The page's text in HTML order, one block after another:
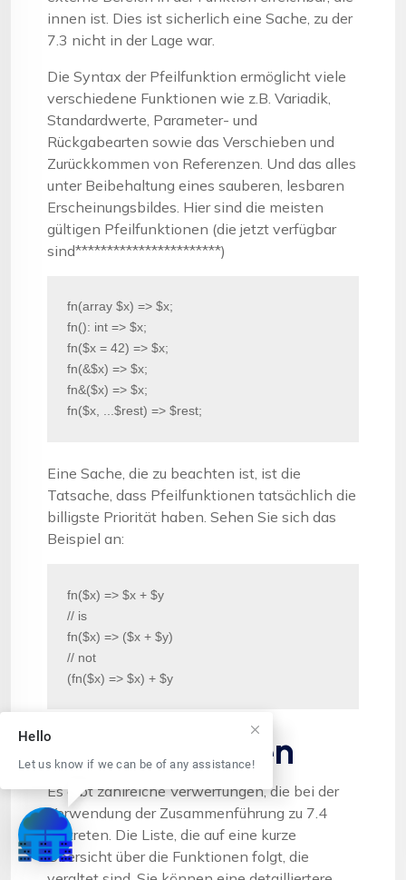
innen ist. Dies ist sicherlich eine Sache, zu der
7.3 nicht in der Lage war.
Die Syntax der Pfeilfunktion ermöglicht viele
verschiedene Funktionen wie z.B. Variadik,
Standardwerte, Parameter- und
Rückgabearten sowie das Verschieben und
Zurückkommen von Referenzen. Und das alles
unter Beibehaltung eines sauberen, lesbaren
Erscheinungsbildes. Hier sind die meisten
gültigen Pfeilfunktionen (die jetzt verfügbar
sind***********************)
fn(array $x) => $x;
fn(): int => $x;
fn($x = 42) => $x;
fn(&$x) => $x;
fn&($x) => $x;
fn($x, ...$rest) => $rest;
Eine Sache, die zu beachten ist, ist die
Tatsache, dass Pfeilfunktionen tatsächlich die
billigste Priorität haben. Sehen Sie sich das
Beispiel an:
fn($x) => $x + $y
// is
fn($x) => ($x + $y)
// not
(fn($x) => $x) + $y
Missbilligungen
Es gibt zahlreiche Verwerfungen, die bei der
Verwendung der Zusammenführung zu 7.4
auftreten. Die Liste, die auf eine kurze
Übersicht über die Funktionen folgt, die
Hello
Let us know if we can be of any assistance!